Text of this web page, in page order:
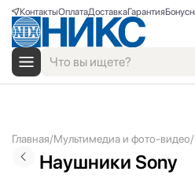
КонтактыОплатаДоставкаГарантия
Главная Мультимедиа и фото-видео
Наушники Sony